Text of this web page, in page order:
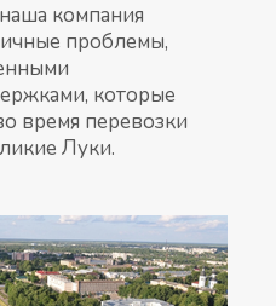
компания
проблемы,
которые
время перевозки
Луки.